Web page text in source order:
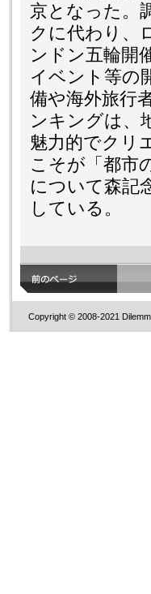
京となった。
クに代わり、
ンドン五輪開
イベント等の
備や海外旅行
ンキングは、
魅力的でクリ
こそが「都市
について森記
している。
Copyright © 2008-2021